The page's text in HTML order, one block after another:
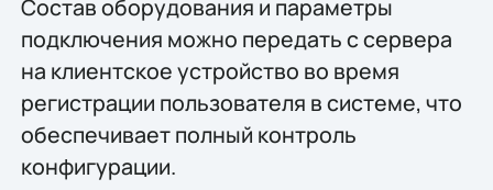
Состав оборудования и параметры
подключения можно передать с сервера
на клиентское устройство во время
регистрации пользователя в системе, что
обеспечивает полный контроль
конфигурации.